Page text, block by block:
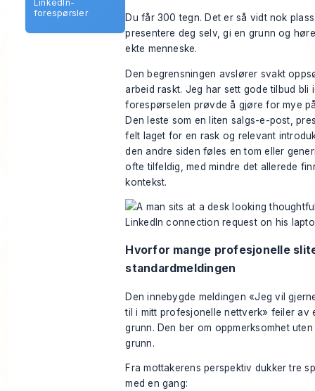
LinkedIn-
forespørsler
Du får 300 tegn. Det er så vidt nok
presentere deg selv, gi en grunn og
ekte menneske.
Den begrensningen avslører svakt
arbeid raskt. Jeg har sett gode tilbud bli
forespørselen prøvde å gjøre for mye
Den leste som en liten salgs-e-post,
felt laget for en rask og relevant
den andre siden føles en tom eller
ofte tilfeldig, med mindre det allerede
kontekst.
Hvorfor mange profesjonelle
standardmeldingen
Den innebygde meldingen «Jeg vil
til i mitt profesjonelle nettverk» feiler av
grunn. Den ber om oppmerksomhet
grunn.
Fra mottakerens perspektiv dukker tre
med en gang: